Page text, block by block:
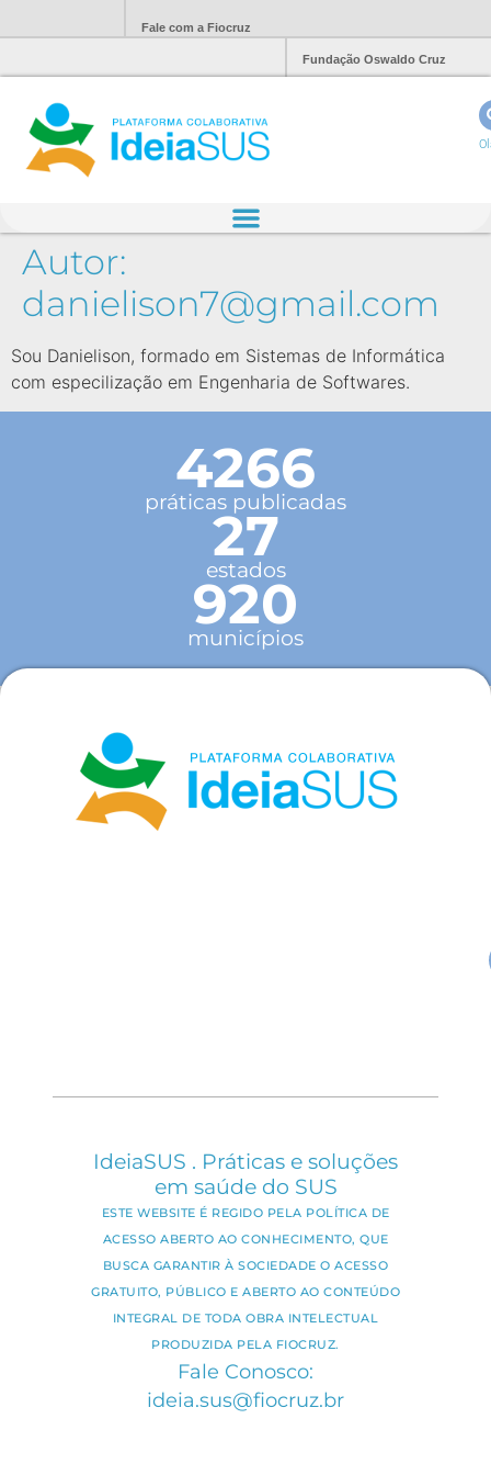
Fale com a Fiocruz
Fundação Oswaldo Cruz
Autor:
danielison7@gmail.com
Sou Danielison, formado em Sistemas de Informática
com especilização em Engenharia de Softwares.
4266
práticas publicadas
27
estados
920
municípios
IdeiaSUS . Práticas e soluções
em saúde do SUS
ESTE WEBSITE É REGIDO PELA POLÍTICA DE
ACESSO ABERTO AO CONHECIMENTO, QUE
BUSCA GARANTIR À SOCIEDADE O ACESSO
GRATUITO, PÚBLICO E ABERTO AO CONTEÚDO
INTEGRAL DE TODA OBRA INTELECTUAL
PRODUZIDA PELA FIOCRUZ.
Fale Conosco:
ideia.sus@fiocruz.br